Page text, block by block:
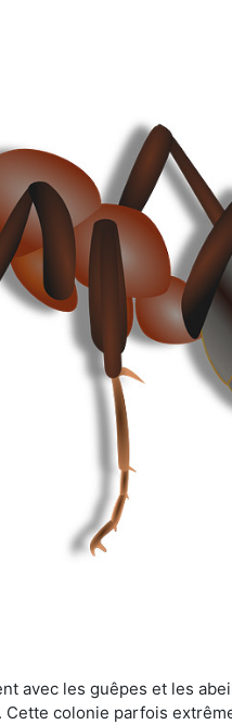
avec les guêpes et les
colonie parfois